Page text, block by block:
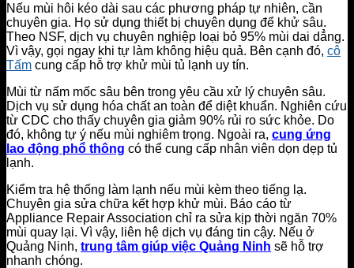
Nếu mùi hôi kéo dài sau các phương pháp tự nhiên, cần
chuyên gia. Họ sử dụng thiết bị chuyên dụng để khử sâu.
Theo NSF, dịch vụ chuyên nghiệp loại bỏ 95% mùi dai dẳng.
Vì vậy, gọi ngay khi tự làm không hiệu quả. Bên cạnh đó, cô
Tấm cung cấp hỗ trợ khử mùi tủ lạnh uy tín.
Mùi từ nấm mốc sâu bên trong yêu cầu xử lý chuyên sâu.
Dịch vụ sử dụng hóa chất an toàn để diệt khuẩn. Nghiên cứu
từ CDC cho thấy chuyên gia giảm 90% rủi ro sức khỏe. Do
đó, không tự ý nếu mùi nghiêm trọng. Ngoài ra, cung ứng
lao động phổ thông có thể cung cấp nhân viên dọn dẹp tủ
lạnh.
Kiểm tra hệ thống làm lạnh nếu mùi kèm theo tiếng lạ.
Chuyên gia sửa chữa kết hợp khử mùi. Báo cáo từ
Appliance Repair Association chỉ ra sửa kịp thời ngăn 70%
mùi quay lại. Vì vậy, liên hệ dịch vụ đáng tin cậy. Nếu ở
Quảng Ninh, trung tâm giúp việc Quảng Ninh sẽ hỗ trợ
nhanh chóng.